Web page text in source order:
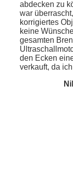
abdecken zu
war
korrigiertes
keine
gesamten
den Ecken
verkauft, da